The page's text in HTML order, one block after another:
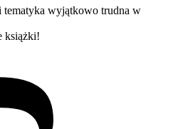
tematyka wyjątkowo trudna w
książki!